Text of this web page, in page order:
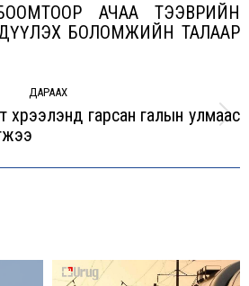
Previous
АЧАА ТЭЭВРИЙН
БОЛОМЖИЙН ТАЛААР
ДАРААХ
Next
хүрээлэнд гарсан галын улмаас